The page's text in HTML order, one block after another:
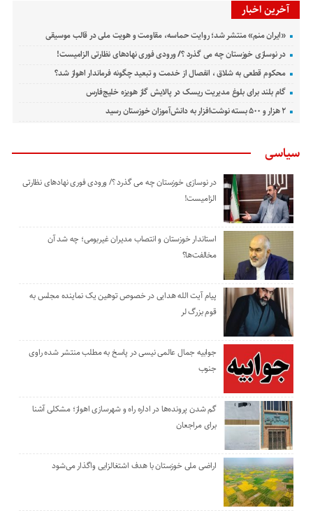
آخرین اخبار
«ایران منم» منتشر شد؛ روایت حماسه، مقاومت و هویت ملی در قالب موسیقی
در نوسازی خوزستان چه می گذرد ؟/ ورودی فوری نهادهای نظارتی الزامیست!
محکوم قطعی به شلاق ، انفصال از خدمت و تبعید چگونه فرماندار اهواز شد؟
گام بلند برای بلوغ مدیریت ریسک در پالایش گاز هویزه خلیج‌فارس
۲ هزار و ۵۰۰ بسته نوشت‌افزار به دانش‌آموزان خوزستان رسید
سیاسی
در نوسازی خوزستان چه می گذرد ؟/ ورودی فوری نهادهای نظارتی
الزامیست!
استاندار خوزستان و انتصاب مدیران غیربومی؛ چه شد آن
مخالفت‌ها؟
پیام آیت الله هدایی در خصوص توهین یک نماینده مجلس به
قوم بزرگ لر
جوابیه جمال عالمی نیسی در پاسخ به مطلب منتشر شده راوی
جنوب
گم شدن پرونده‌ها در اداره راه و شهرسازی اهواز؛ مشکلی آشنا
برای مراجعان
اراضی ملی خوزستان با هدف اشتغالزایی واگذار می‌شود